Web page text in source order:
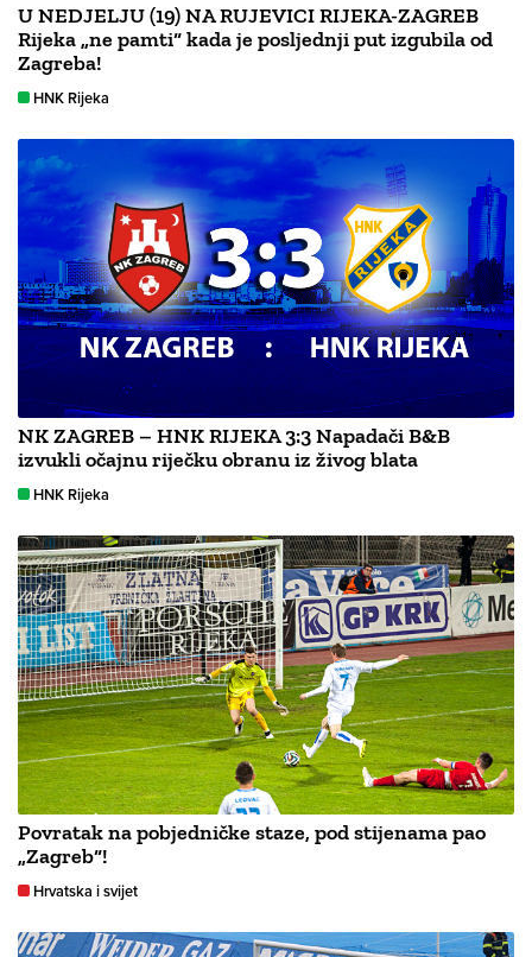
U NEDJELJU (19) NA RUJEVICI RIJEKA-ZAGREB
Rijeka „ne pamti“ kada je posljednji put izgubila od
Zagreba!
HNK Rijeka
NK ZAGREB – HNK RIJEKA 3:3 Napadači B&B
izvukli očajnu riječku obranu iz živog blata
HNK Rijeka
Povratak na pobjedničke staze, pod stijenama pao
„Zagreb“!
Hrvatska i svijet